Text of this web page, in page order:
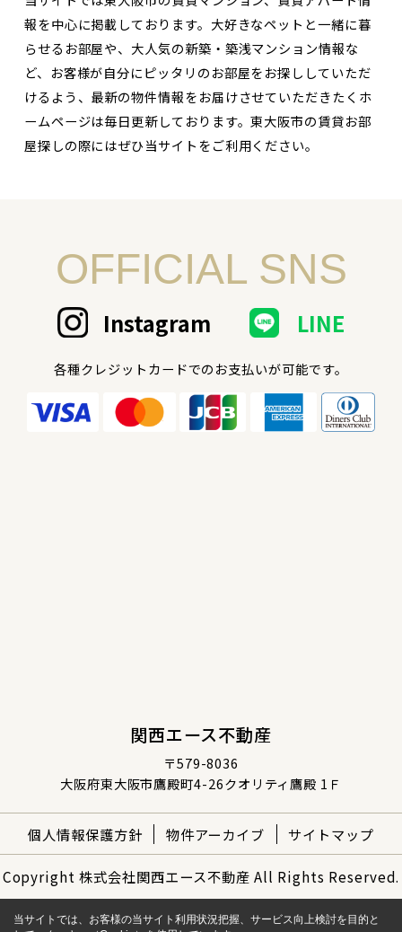
報を中心に掲載しております。大好きなペットと一緒に暮
らせるお部屋や、大人気の新築・築浅マンション情報な
ど、お客様が自分にピッタリのお部屋をお探ししていただ
けるよう、最新の物件情報をお届けさせていただきたくホ
ームページは毎日更新しております。東大阪市の賃貸お部
屋探しの際にはぜひ当サイトをご利用ください。
OFFICIAL SNS
Instagram LINE
各種クレジットカードでのお支払いが可能です。
関西エース不動産
〒579-8036
大阪府東大阪市鷹殿町4-26クオリティ鷹殿 1Ｆ
個人情報保護方針 物件アーカイブ サイトマップ
Copyright 株式会社関西エース不動産 All Rights Reserved.
当サイトでは、お客様の当サイト利用状況把握、サービス向上検討を目的と